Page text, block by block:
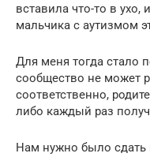
вставила что-то в
мальчика с аутизмом
Для меня тогда стало
сообщество не может
соответственно,
либо каждый раз
Нам нужно было сдать